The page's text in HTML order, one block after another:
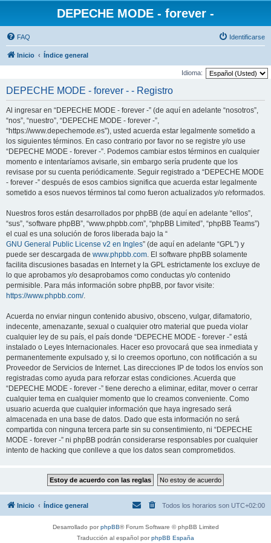
DEPECHE MODE - forever -
FAQ Identificarse
Inicio Índice general
Idioma:
DEPECHE MODE - forever - - Registro
Al ingresar en “DEPECHE MODE - forever -” (de aquí en adelante “nosotros”,
“nos”, “nuestro”, “DEPECHE MODE - forever -”,
“https://www.depechemode.es”), usted acuerda estar legalmente sometido a
los siguientes términos. En caso contrario por favor no se registre y/o use
“DEPECHE MODE - forever -”. Podemos cambiar estos términos en cualquier
momento e intentaríamos avisarle, sin embargo sería prudente que los
revisase por su cuenta periódicamente. Seguir registrado a “DEPECHE MODE
- forever -” después de esos cambios significa que acuerda estar legalmente
sometido a esos nuevos términos tal como fueron actualizados y/o reformados.
Nuestros foros están desarrollados por phpBB (de aquí en adelante “ellos”,
“sus”, “software phpBB”, “www.phpbb.com”, “phpBB Limited”, “phpBB Teams”)
el cual es una solución de foros liberada bajo la “
GNU General Public License v2 en Ingles” (de aquí en adelante “GPL”) y
puede ser descargada de www.phpbb.com. El software phpBB solamente
facilita discusiones basadas en Internet y la GPL estrictamente los excluye de
lo que aprobamos y/o desaprobamos como conductas y/o contenido
permisible. Para más información sobre phpBB, por favor visite:
https://www.phpbb.com/.
Acuerda no enviar ningun contenido abusivo, obsceno, vulgar, difamatorio,
indecente, amenazante, sexual o cualquier otro material que pueda violar
cualquier ley de su país, el país donde “DEPECHE MODE - forever -” está
instalado o Leyes Internacionales. Hacer eso provocará que sea inmediata y
permanentemente expulsado y, si lo creemos oportuno, con notificación a su
Proveedor de Servicios de Internet. Las direcciones IP de todos los envíos son
registradas como ayuda para reforzar estas condiciones. Acuerda que
“DEPECHE MODE - forever -” tiene derecho a eliminar, editar, mover o cerrar
cualquier tema en cualquier momento que lo creamos conveniente. Como
usuario acuerda que cualquier información que haya ingresado será
almacenada en una base de datos. Dado que esta información no será
compartida con ninguna tercera parte sin su consentimiento, ni “DEPECHE
MODE - forever -” ni phpBB podrán considerarse responsables por cualquier
intento de hacking que conlleve a que los datos sean comprometidos.
Inicio Índice general Todos los horarios son UTC+02:00
Desarrollado porphpBB® Forum Software © phpBB Limited
Traducción al español porphpBB España